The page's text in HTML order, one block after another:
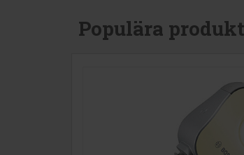
Populära